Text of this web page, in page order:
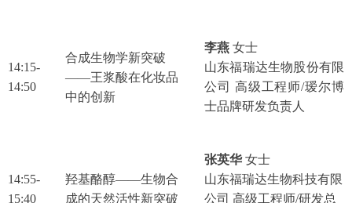
14:15-
14:50
合成生物学新突破
——王浆酸在化妆品
中的创新
李燕 女士
山东福瑞达生物股份有限
公司 高级工程师/瑷尔博
士品牌研发负责人
14:55-
15:40
羟基酪醇——生物合
成的天然活性新突破
张英华女士
山东福瑞达生物科技有限
公司 高级工程师/研发总